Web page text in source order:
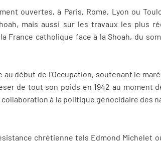
ouvertes, à Paris, Rome, Lyon ou
mais aussi sur les travaux les plus
catholique face à la Shoah, du
début de l’Occupation, soutenant le
de tout son poids en 1942 au moment
à la politique génocidaire des
chrétienne tels Edmond Michelet